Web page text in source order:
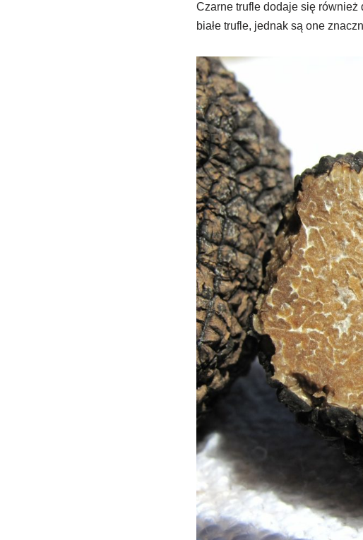
Czarne trufle dodaje się
białe trufle, jednak są one